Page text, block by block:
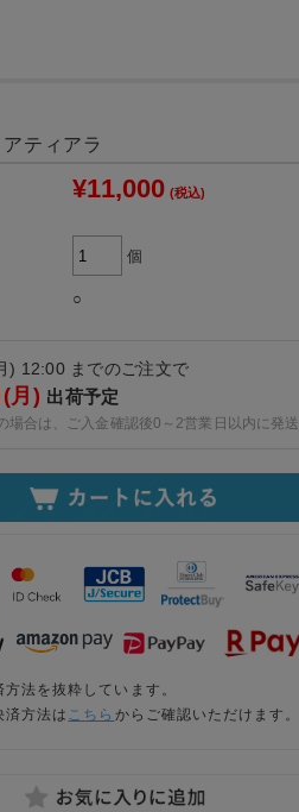
ティアラ
¥11,000 (税込)
個
○
) 12:00 までのご注文で
月) 出荷予定
場合は、ご入金確認後0～2営業日以内に発送
法を抜粋しています。
済方法は こちら からご確認いただけます。